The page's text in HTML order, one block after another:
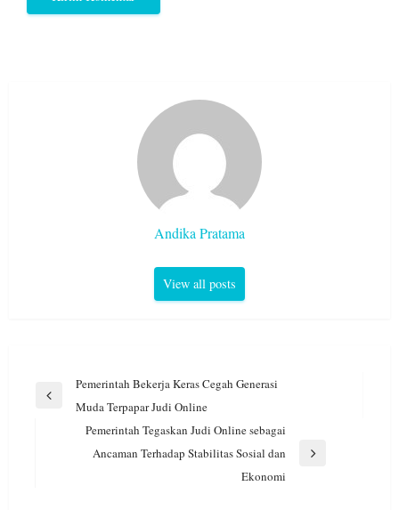
Andika Pratama
View all posts
Navigasi
pos
Previous
Pemerintah Bekerja Keras Cegah Generasi
Muda Terpapar Judi Online
Pemerintah Tegaskan Judi Online sebagai
Ancaman Terhadap Stabilitas Sosial dan
Ekonomi